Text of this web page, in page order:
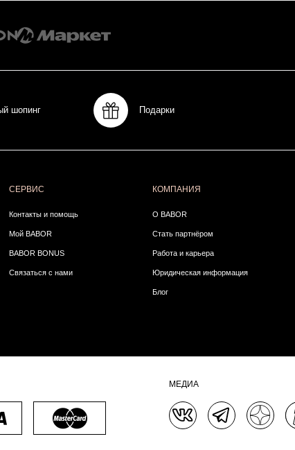
шопинг Подарки
СЕРВИС
Контакты и помощь
Мой BABOR
BABOR BONUS
Связаться с нами
КОМПАНИЯ
О BABOR
Стать партнёром
Работа и карьера
Юридическая информация
Блог
МЕДИА